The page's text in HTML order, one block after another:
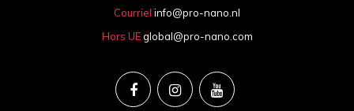
Courriel info@pro-nano.nl
Hors UE global@pro-nano.com